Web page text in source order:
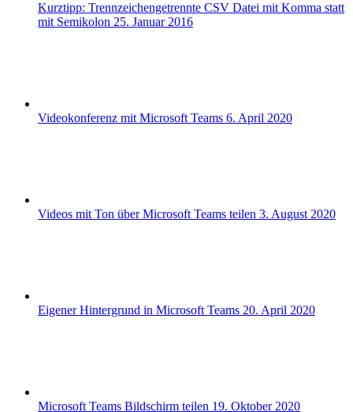
Kurztipp: Trennzeichengetrennte CSV Datei mit Komma statt
mit Semikolon 25. Januar 2016
Videokonferenz mit Microsoft Teams 6. April 2020
Videos mit Ton über Microsoft Teams teilen 3. August 2020
Eigener Hintergrund in Microsoft Teams 20. April 2020
Microsoft Teams Bildschirm teilen 19. Oktober 2020